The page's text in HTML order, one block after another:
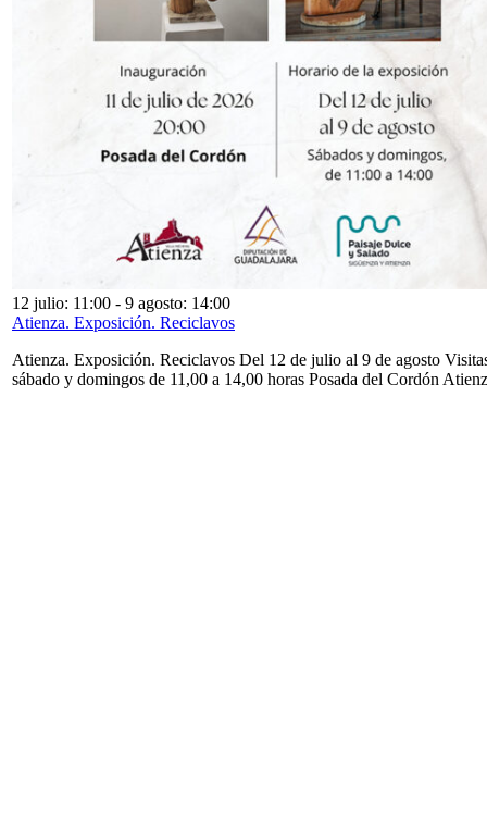
12 julio: 11:00 - 9 agosto: 14:00
Atienza. Exposición. Reciclavos
Atienza. Exposición. Reciclavos Del 12 de julio al 9 de agosto
sábado y domingos de 11,00 a 14,00 horas Posada del Cordón